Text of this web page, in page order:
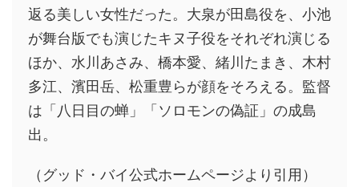
返る美しい女性だった。大泉が田島役を、小池
が舞台版でも演じたキヌ子役をそれぞれ演じる
ほか、水川あさみ、橋本愛、緒川たまき、木村
多江、濱田岳、松重豊らが顔をそろえる。監督
は「八日目の蝉」「ソロモンの偽証」の成島
出。
（グッド・バイ公式ホームページより引用）